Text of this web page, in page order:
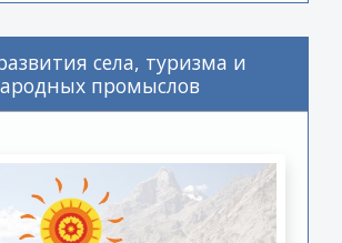
села, туризма и
промыслов